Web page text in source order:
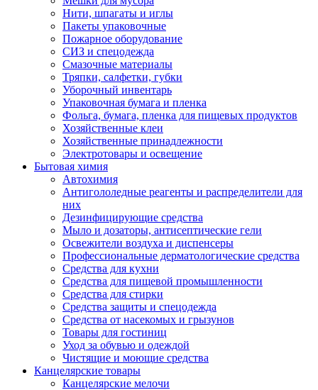
Нити, шпагаты и иглы
Пакеты упаковочные
Пожарное оборудование
СИЗ и спецодежда
Смазочные материалы
Тряпки, салфетки, губки
Уборочный инвентарь
Упаковочная бумага и пленка
Фольга, бумага, пленка для пищевых продуктов
Хозяйственные клеи
Хозяйственные принадлежности
Электротовары и освещение
Бытовая химия
Автохимия
Антигололедные реагенты и распределители для
них
Дезинфицирующие средства
Мыло и дозаторы, антисептические гели
Освежители воздуха и диспенсеры
Профессиональные дерматологические средства
Средства для кухни
Средства для пищевой промышленности
Средства для стирки
Средства защиты и спецодежда
Средства от насекомых и грызунов
Товары для гостиниц
Уход за обувью и одеждой
Чистящие и моющие средства
Канцелярские товары
Канцелярские мелочи